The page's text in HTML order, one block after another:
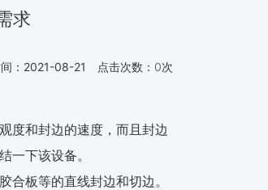
求
： 2021-08-21 点击次数： 0次
度和封边的速度，而且封边
一下该设备。
板等的直线封边和切边。